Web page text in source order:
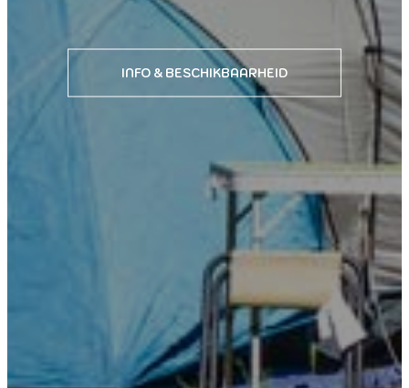
INFO & BESCHIKBAARHEID